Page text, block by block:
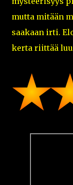
mutta mitään
saakaan irti.
kerta riittää